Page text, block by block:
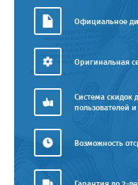
Официальное
Оригинальная
Система скидок
пользователей
Возможность